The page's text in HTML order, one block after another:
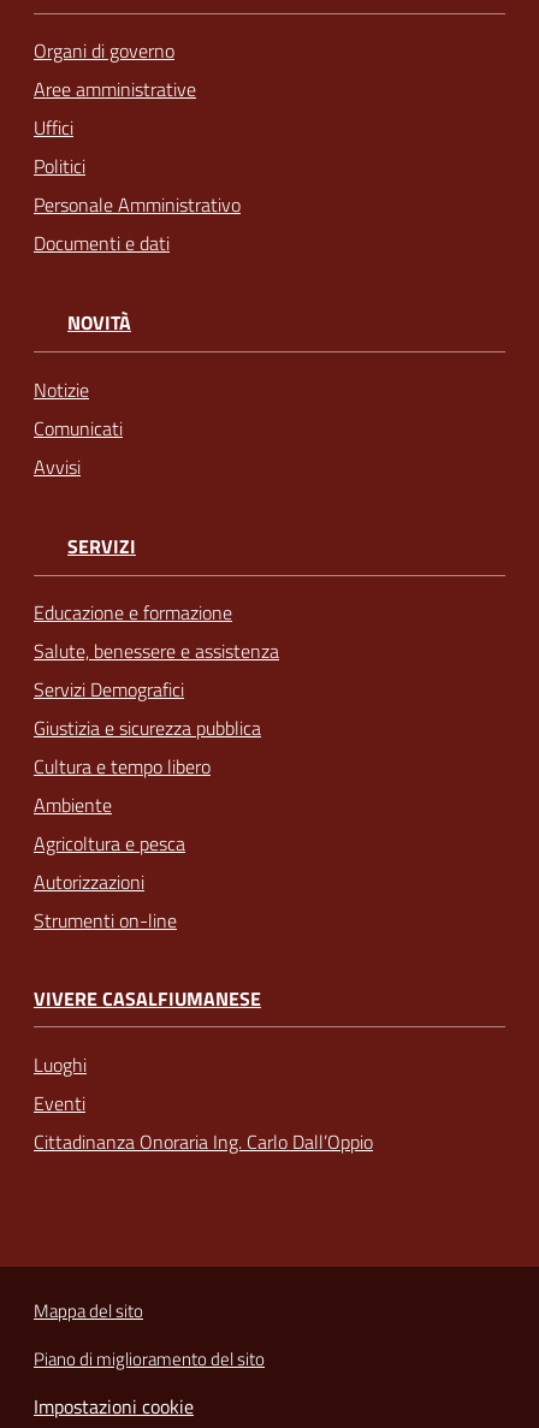
Organi di governo
Aree amministrative
Uffici
Politici
Personale Amministrativo
Documenti e dati
NOVITÀ
Notizie
Comunicati
Avvisi
SERVIZI
Educazione e formazione
Salute, benessere e assistenza
Servizi Demografici
Giustizia e sicurezza pubblica
Cultura e tempo libero
Ambiente
Agricoltura e pesca
Autorizzazioni
Strumenti on-line
VIVERE CASALFIUMANESE
Luoghi
Eventi
Cittadinanza Onoraria Ing. Carlo Dall’Oppio
Mappa del sito
Piano di miglioramento del sito
Impostazioni cookie